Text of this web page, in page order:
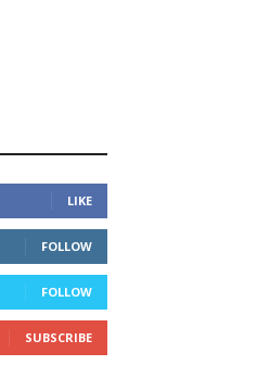
LIKE
FOLLOW
FOLLOW
SUBSCRIBE